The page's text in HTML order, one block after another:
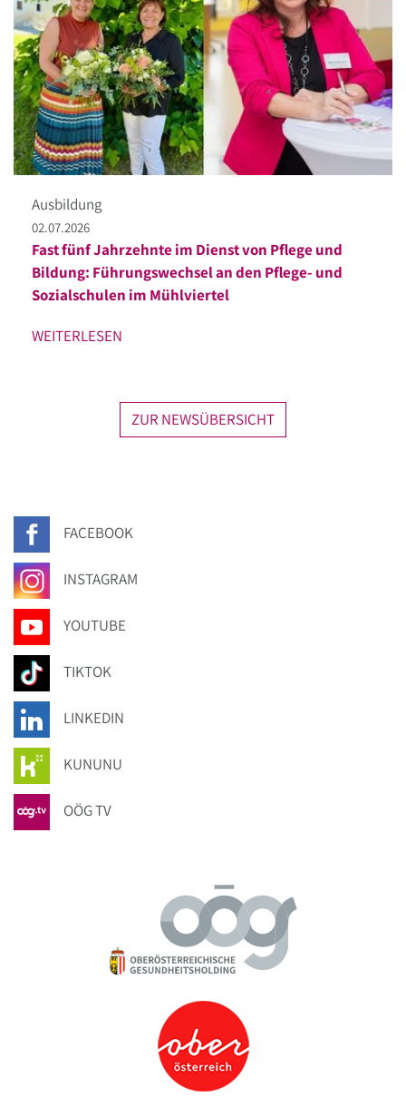
Ausbildung
02.07.2026
Fast fünf Jahrzehnte im Dienst von Pflege und
Bildung: Führungswechsel an den Pflege- und
Sozialschulen im Mühlviertel
WEITERLESEN
ZUR NEWSÜBERSICHT
FACEBOOK
INSTAGRAM
YOUTUBE
TIKTOK
LINKEDIN
KUNUNU
OÖG TV